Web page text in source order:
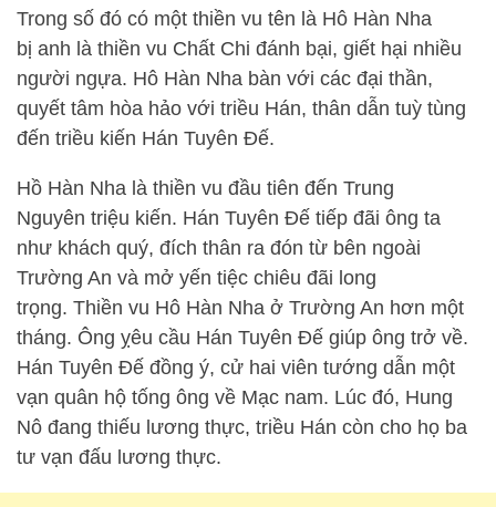
Trong số đó có một thiền vu tên là Hô Hàn Nha
bị anh là thiền vu Chất Chi đánh bại, giết hại nhiều
người ngựa. Hô Hàn Nha bàn với các đại thần,
quyết tâm hòa hảo với triều Hán, thân dẫn tuỳ tùng
đến triều kiến Hán Tuyên Đế.
Hồ Hàn Nha là thiền vu đầu tiên đến Trung
Nguyên triệu kiến. Hán Tuyên Đế tiếp đãi ông ta
như khách quý, đích thân ra đón từ bên ngoài
Trường An và mở yến tiệc chiêu đãi long
trọng. Thiền vu Hô Hàn Nha ở Trường An hơn một
tháng. Ông ỵêu cầu Hán Tuyên Đế giúp ông trở về.
Hán Tuyên Đế đồng ý, cử hai viên tướng dẫn một
vạn quân hộ tống ông về Mạc nam. Lúc đó, Hung
Nô đang thiếu lương thực, triều Hán còn cho họ ba
tư vạn đấu lương thực.